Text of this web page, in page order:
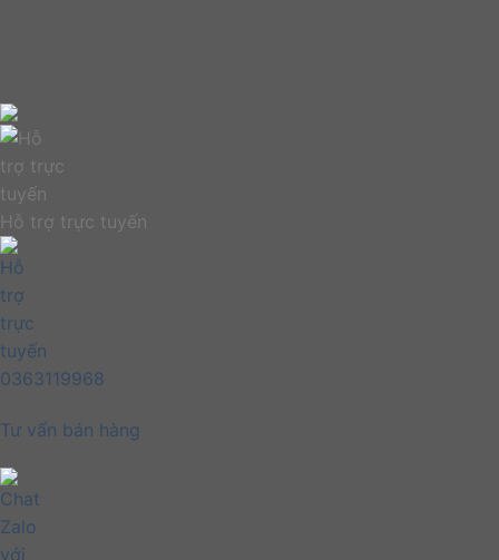
Hỗ trợ trực tuyến
0363119968
Tư vấn bán hàng